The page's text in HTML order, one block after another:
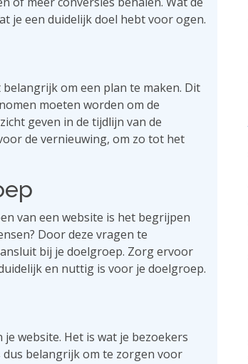
je een duidelijk doel hebt voor ogen.
om een ​​plan te maken. Dit
moeten worden om de
geven in de tijdlijn van de
de vernieuwing, om zo tot het
van een website is het begrijpen
Door deze vragen te
bij je doelgroep. Zorg ervoor
en nuttig is voor je doelgroep.
website. Het is wat je bezoekers
dus belangrijk om te zorgen voor